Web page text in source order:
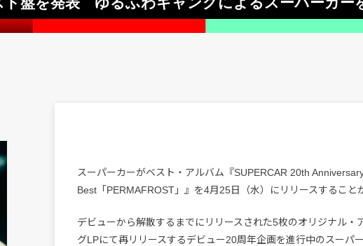
スーパーカーがベスト・アルバム『SUPERCAR 20th
Best「PERMAFROST」』を4月25日（水）にリリースすること
デビューから解散するまでにリリースされた5枚のオリジナル・
グLPにて再リリースするデビュー20周年企画を進行中のスーパ